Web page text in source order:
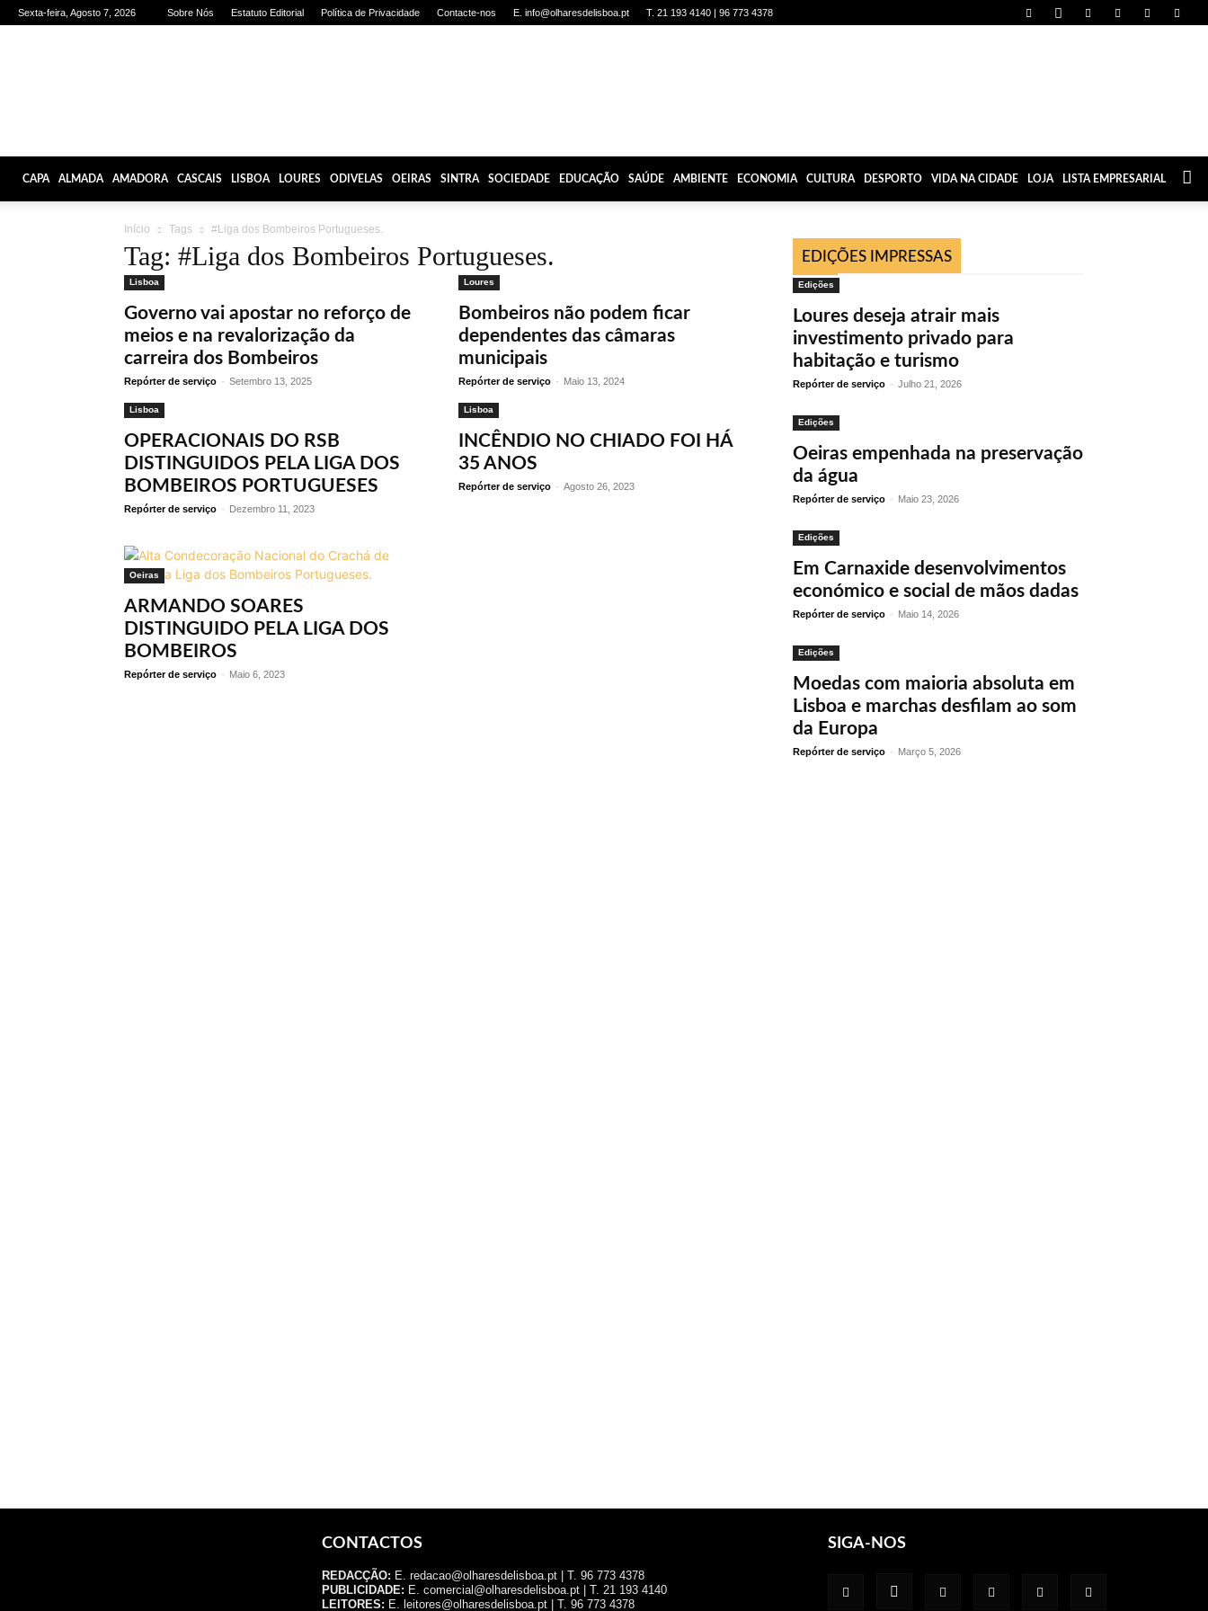
Sexta-feira, Agosto 7, 2026 Sobre Nós Estatuto Editorial Política de Privacidade Contacte-nos E. info@olharesdelisboa.pt T. 21 193 4140 | 96 773 4378
CAPA ALMADA AMADORA CASCAIS LISBOA LOURES ODIVELAS OEIRAS SINTRA SOCIEDADE EDUCAÇÃO SAÚDE AMBIENTE ECONOMIA CULTURA DESPORTO VIDA NA CIDADE LOJA LISTA EMPRESARIAL
Início Tags #Liga dos Bombeiros Portugueses.
Tag: #Liga dos Bombeiros Portugueses.
Lisboa
Governo vai apostar no reforço de
meios e na revalorização da
carreira dos Bombeiros
Repórter de serviço - Setembro 13, 2025
Loures
Bombeiros não podem ficar
dependentes das câmaras
municipais
Repórter de serviço - Maio 13, 2024
Lisboa
OPERACIONAIS DO RSB
DISTINGUIDOS PELA LIGA DOS
BOMBEIROS PORTUGUESES
Repórter de serviço - Dezembro 11, 2023
Lisboa
INCÊNDIO NO CHIADO FOI HÁ
35 ANOS
Repórter de serviço - Agosto 26, 2023
Oeiras
ARMANDO SOARES
DISTINGUIDO PELA LIGA DOS
BOMBEIROS
Repórter de serviço - Maio 6, 2023
EDIÇÕES IMPRESSAS
Edições
Loures deseja atrair mais
investimento privado para
habitação e turismo
Repórter de serviço - Julho 21, 2026
Edições
Oeiras empenhada na preservação
da água
Repórter de serviço - Maio 23, 2026
Edições
Em Carnaxide desenvolvimentos
económico e social de mãos dadas
Repórter de serviço - Maio 14, 2026
Edições
Moedas com maioria absoluta em
Lisboa e marchas desfilam ao som
da Europa
Repórter de serviço - Março 5, 2026
CONTACTOS
REDACÇÃO: E. redacao@olharesdelisboa.pt | T. 96 773 4378
PUBLICIDADE: E. comercial@olharesdelisboa.pt | T. 21 193 4140
LEITORES: E. leitores@olharesdelisboa.pt | T. 96 773 4378
SIGA-NOS